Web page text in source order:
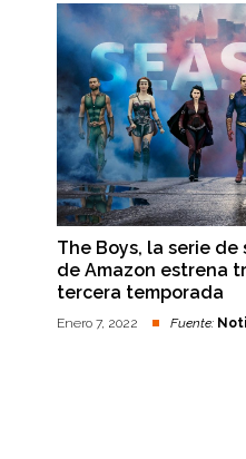
The Boys, la serie de
de Amazon estrena
tercera temporada
Enero 7, 2022 Fuente: